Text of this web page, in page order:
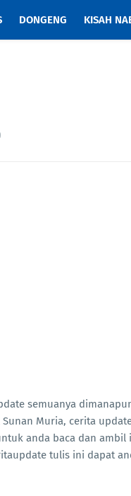
DONGENG KISAH
semuanya
Muria, cerita
anda baca dan
tulis ini dapat